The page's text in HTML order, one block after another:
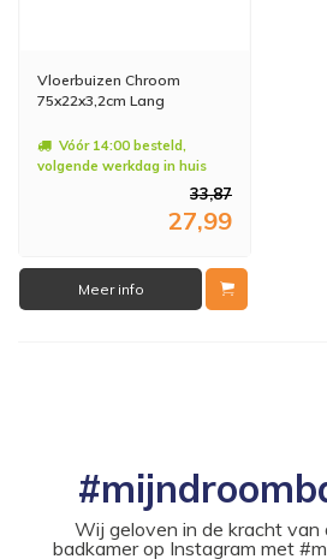
Vloerbuizen Chroom
75x22x3,2cm Lang
Vóór 14:00 besteld,
volgende werkdag in huis
33,87
27,99
Meer info
Wij geloven in de kracht van
badkamer op Instagram met